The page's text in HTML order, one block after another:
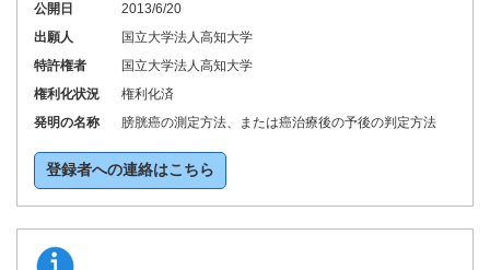
公開日
2013/6/20
出願人
国立大学法人高知大学
特許権者
国立大学法人高知大学
権利化状況
権利化済
発明の名称
膀胱癌の測定方法、または癌治療後の予後の判定方法
登録者への連絡はこちら